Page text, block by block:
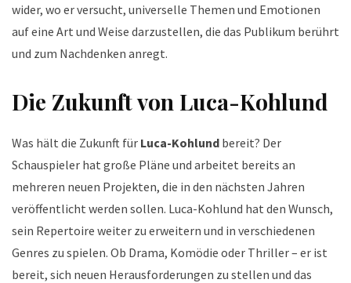
wider, wo er versucht, universelle Themen und Emotionen
auf eine Art und Weise darzustellen, die das Publikum berührt
und zum Nachdenken anregt.
Die Zukunft von Luca-Kohlund
Was hält die Zukunft für Luca-Kohlund bereit? Der
Schauspieler hat große Pläne und arbeitet bereits an
mehreren neuen Projekten, die in den nächsten Jahren
veröffentlicht werden sollen. Luca-Kohlund hat den Wunsch,
sein Repertoire weiter zu erweitern und in verschiedenen
Genres zu spielen. Ob Drama, Komödie oder Thriller – er ist
bereit, sich neuen Herausforderungen zu stellen und das